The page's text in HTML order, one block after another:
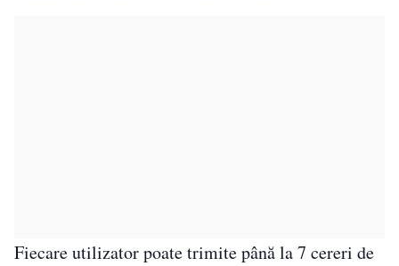
Fiecare utilizator poate trimite până la 7 cereri de